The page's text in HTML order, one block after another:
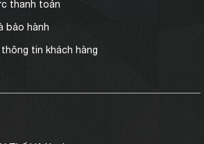
thanh toán
bảo hành
tin khách hàng